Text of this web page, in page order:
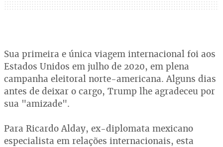
Sua primeira e única viagem internacional foi aos
Estados Unidos em julho de 2020, em plena
campanha eleitoral norte-americana. Alguns dias
antes de deixar o cargo, Trump lhe agradeceu por
sua "amizade".
Para Ricardo Alday, ex-diplomata mexicano
especialista em relações internacionais, esta